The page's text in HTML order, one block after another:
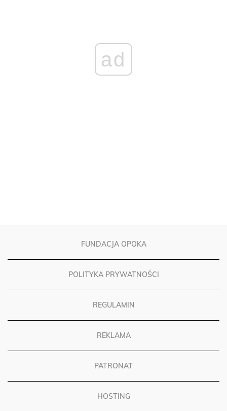
FUNDACJA OPOKA
POLITYKA PRYWATNOŚCI
REGULAMIN
REKLAMA
PATRONAT
HOSTING